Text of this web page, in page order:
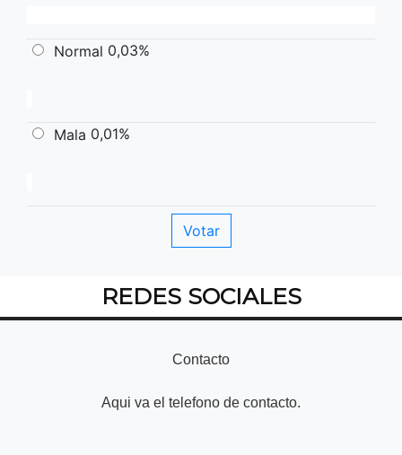
Normal 0,03%
Mala 0,01%
REDES SOCIALES
Contacto
Aqui va el telefono de contacto.